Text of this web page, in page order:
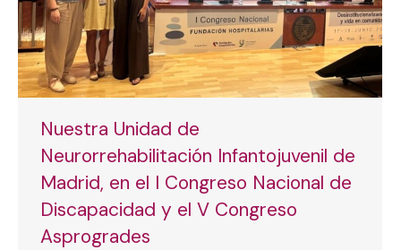
Nuestra Unidad de
Neurorrehabilitación Infantojuvenil de
Madrid, en el I Congreso Nacional de
Discapacidad y el V Congreso
Asprogrades